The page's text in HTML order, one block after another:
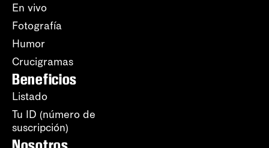
En vivo
Fotografía
Humor
Crucigramas
Beneficios
Listado
Tu ID (número de
suscripción)